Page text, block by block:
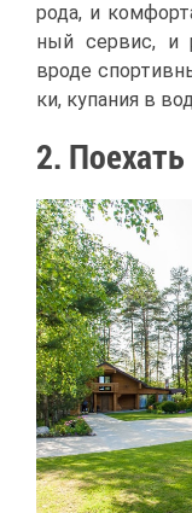
ро­да, и
ный сер­вис, и
вро­де
ки, ку­па­ния в
2.